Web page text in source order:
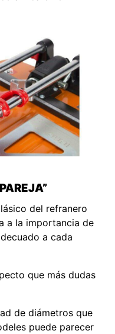
del refranero
a la importancia de
a cada
que más dudas
de diámetros que
puede parecer